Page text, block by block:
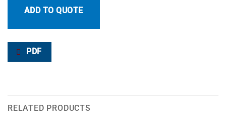
ADD TO QUOTE
PDF
RELATED PRODUCTS